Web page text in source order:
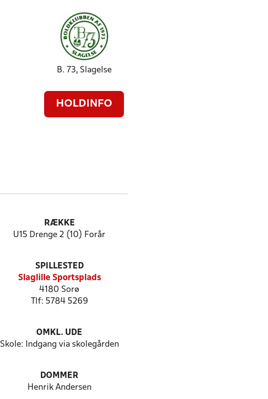
B. 73, Slagelse
HOLDINFO
RÆKKE
U15 Drenge 2 (10) Forår
SPILLESTED
Slaglille Sportsplads
4180 Sorø
Tlf: 5784 5269
OMKL. UDE
Skole: Indgang via skolegården
DOMMER
Henrik Andersen